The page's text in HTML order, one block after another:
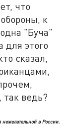
что
к
"Буча"
для этого
сказал,
так ведь?
в России.